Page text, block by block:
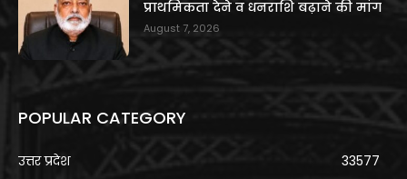
प्राथमिकता देने व धनराशि बढ़ाने की मांग
August 7, 2026
POPULAR CATEGORY
उत्तर प्रदेश
33577